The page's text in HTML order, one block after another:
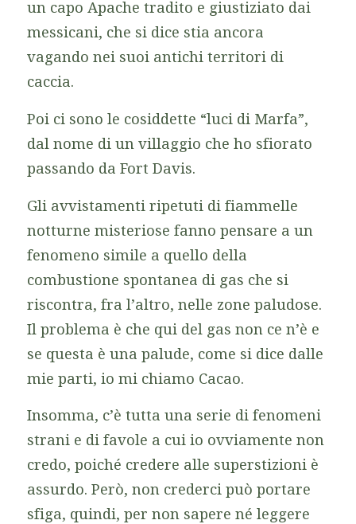
un capo Apache tradito e giustiziato dai
messicani, che si dice stia ancora
vagando nei suoi antichi territori di
caccia.
Poi ci sono le cosiddette “luci di Marfa”,
dal nome di un villaggio che ho sfiorato
passando da Fort Davis.
Gli avvistamenti ripetuti di fiammelle
notturne misteriose fanno pensare a un
fenomeno simile a quello della
combustione spontanea di gas che si
riscontra, fra l’altro, nelle zone paludose.
Il problema è che qui del gas non ce n’è e
se questa è una palude, come si dice dalle
mie parti, io mi chiamo Cacao.
Insomma, c’è tutta una serie di fenomeni
strani e di favole a cui io ovviamente non
credo, poiché credere alle superstizioni è
assurdo. Però, non crederci può portare
sfiga, quindi, per non sapere né leggere